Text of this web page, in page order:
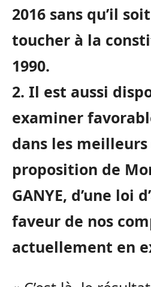
2016 sans qu’il
toucher à la
1990.
2. Il est aussi
examiner
dans les
proposition de
GANYE, d’une loi
faveur de nos
actuellement en